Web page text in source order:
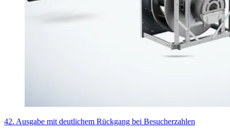
42. Ausgabe mit deutlichem Rückgang bei Besucherzahlen